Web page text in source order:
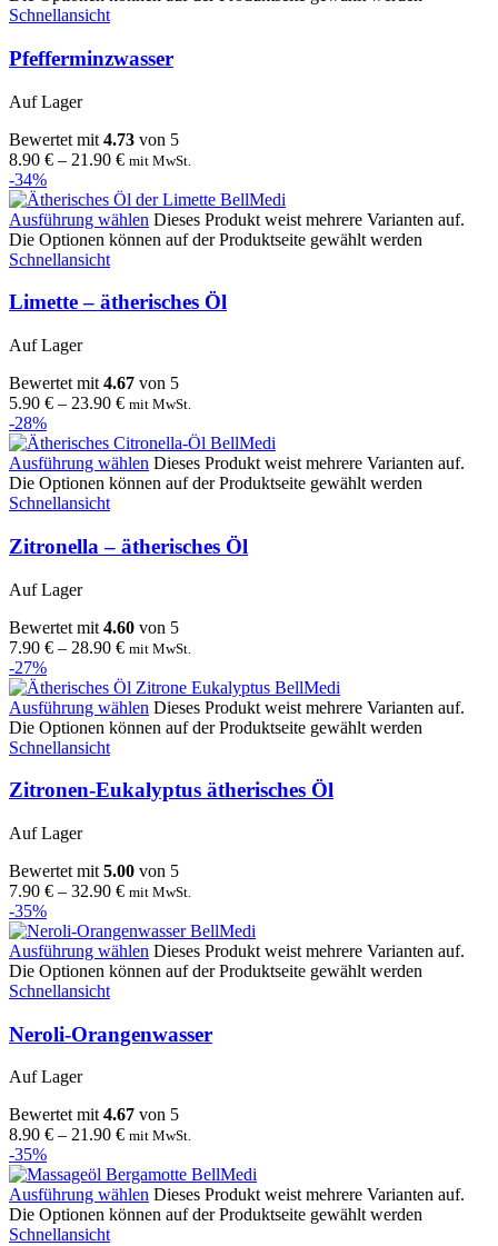
Schnellansicht
Pfefferminzwasser
Auf Lager
Bewertet mit 4.73 von 5
8.90 € – 21.90 € mit MwSt.
-34%
Ausführung wählen Dieses Produkt weist mehrere Varianten auf.
Die Optionen können auf der Produktseite gewählt werden
Schnellansicht
Limette – ätherisches Öl
Auf Lager
Bewertet mit 4.67 von 5
5.90 € – 23.90 € mit MwSt.
-28%
Ausführung wählen Dieses Produkt weist mehrere Varianten auf.
Die Optionen können auf der Produktseite gewählt werden
Schnellansicht
Zitronella – ätherisches Öl
Auf Lager
Bewertet mit 4.60 von 5
7.90 € – 28.90 € mit MwSt.
-27%
Ausführung wählen Dieses Produkt weist mehrere Varianten auf.
Die Optionen können auf der Produktseite gewählt werden
Schnellansicht
Zitronen-Eukalyptus ätherisches Öl
Auf Lager
Bewertet mit 5.00 von 5
7.90 € – 32.90 € mit MwSt.
-35%
Ausführung wählen Dieses Produkt weist mehrere Varianten auf.
Die Optionen können auf der Produktseite gewählt werden
Schnellansicht
Neroli-Orangenwasser
Auf Lager
Bewertet mit 4.67 von 5
8.90 € – 21.90 € mit MwSt.
-35%
Ausführung wählen Dieses Produkt weist mehrere Varianten auf.
Die Optionen können auf der Produktseite gewählt werden
Schnellansicht